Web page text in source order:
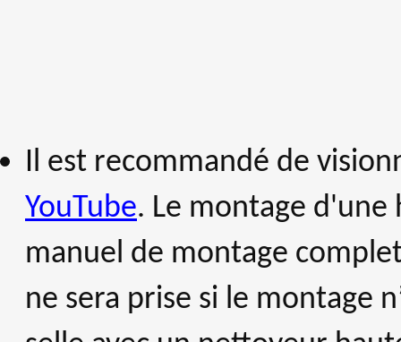
Il est recommandé de
YouTube. Le montage
manuel de montage
ne sera prise si le montage